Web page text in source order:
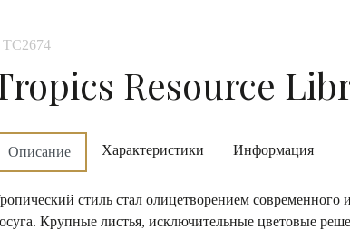
TC2674
Resource
Описание Характеристики Информация
стиль стал олицетворением современного
Крупные листья, исключительные цветовые